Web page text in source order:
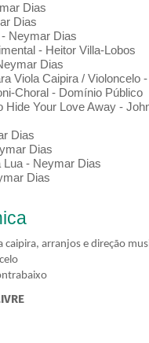
Dias
Dias
Neymar Dias
- Heitor Villa-Lobos
Dias
Viola Caipira / Violoncelo
Choral - Domínio Público
Hide Your Love Away -
Dias
Dias
Lua - Neymar Dias
Dias
caipira, arranjos e direção